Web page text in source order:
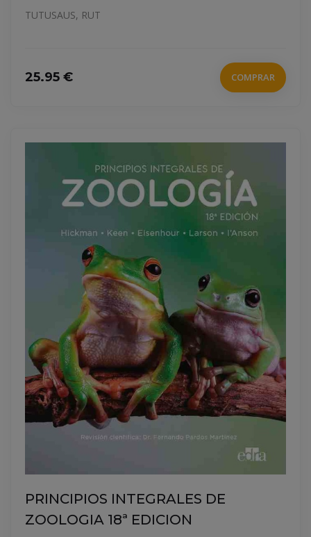
TUTUSAUS, RUT
25.95 € COMPRAR
PRINCIPIOS INTEGRALES DE
ZOOLOGIA 18ª EDICION